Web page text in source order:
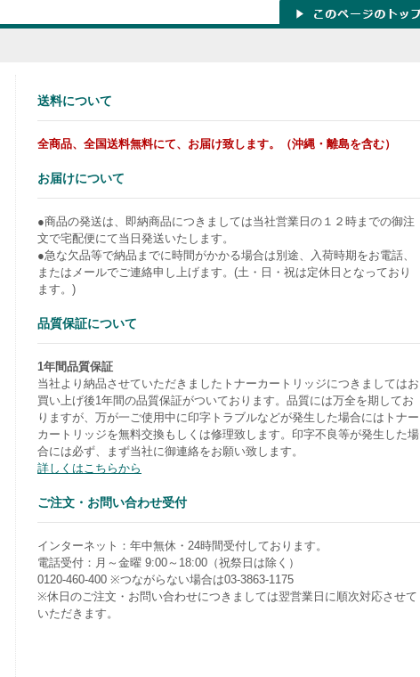
送料について
全商品、全国送料無料にて、お届け致します。（沖縄・離島を含む）
お届けについて
●商品の発送は、即納商品につきましては当社営業日の１２時までの御注
文で宅配便にて当日発送いたします。
●急な欠品等で納品までに時間がかかる場合は別途、入荷時期をお電話、
またはメールでご連絡申し上げます。(土・日・祝は定休日となっており
ます。)
品質保証について
1年間品質保証
当社より納品させていただきましたトナーカートリッジにつきましてはお
買い上げ後1年間の品質保証がついております。品質には万全を期してお
りますが、万が一ご使用中に印字トラブルなどが発生した場合にはトナー
カートリッジを無料交換もしくは修理致します。印字不良等が発生した場
合には必ず、まず当社に御連絡をお願い致します。
詳しくはこちらから
ご注文・お問い合わせ受付
インターネット：年中無休・24時間受付しております。
電話受付：月～金曜 9:00～18:00（祝祭日は除く）
0120-460-400 ※つながらない場合は03-3863-1175
※休日のご注文・お問い合わせにつきましては翌営業日に順次対応させて
いただきます。